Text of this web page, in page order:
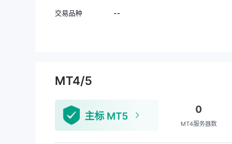
交易品种 --
MT4/5
主标 MT5
0
MT4服务器数